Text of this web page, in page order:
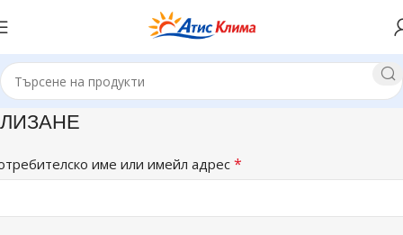
име или имейл адрес *